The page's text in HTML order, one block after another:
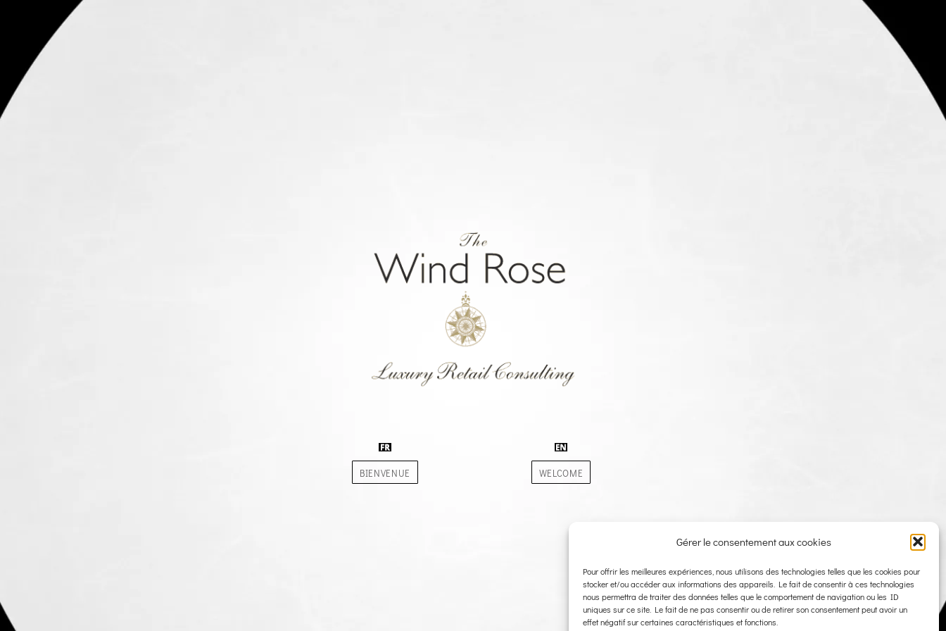
Gérer le consentement aux cookies
Pour offrir les meilleures expériences, nous utilisons des technologies telles que les cookies pour
stocker et/ou accéder aux informations des appareils. Le fait de consentir à ces technologies
nous permettra de traiter des données telles que le comportement de navigation ou les ID
uniques sur ce site. Le fait de ne pas consentir ou de retirer son consentement peut avoir un
effet négatif sur certaines caractéristiques et fonctions.
BIENVENUE WELCOME